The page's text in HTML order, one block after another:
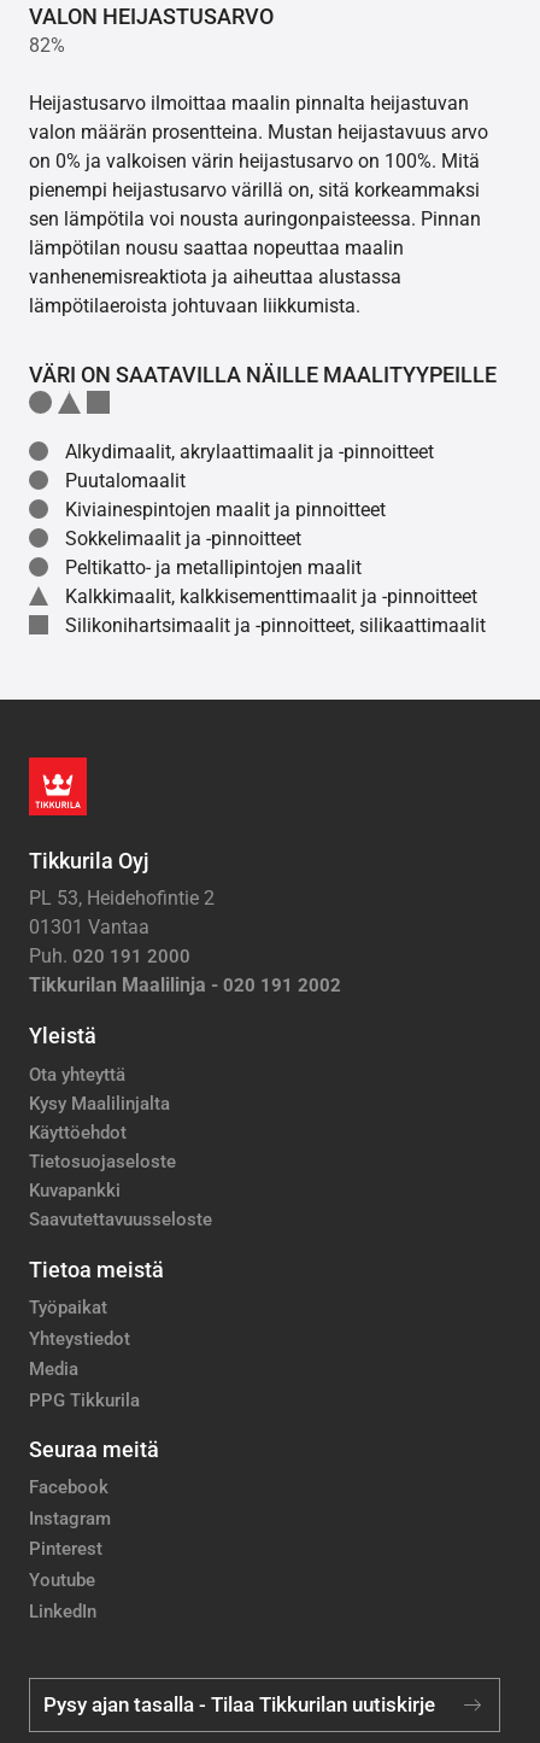
VALON HEIJASTUSARVO
82%
Heijastusarvo ilmoittaa maalin pinnalta heijastuvan
valon määrän prosentteina. Mustan heijastavuus arvo
on 0% ja valkoisen värin heijastusarvo on 100%. Mitä
pienempi heijastusarvo värillä on, sitä korkeammaksi
sen lämpötila voi nousta auringonpaisteessa. Pinnan
lämpötilan nousu saattaa nopeuttaa maalin
vanhenemisreaktiota ja aiheuttaa alustassa
lämpötilaeroista johtuvaan liikkumista.
VÄRI ON SAATAVILLA NÄILLE MAALITYYPEILLE
Alkydimaalit, akrylaattimaalit ja -pinnoitteet
Puutalomaalit
Kiviainespintojen maalit ja pinnoitteet
Sokkelimaalit ja -pinnoitteet
Peltikatto- ja metallipintojen maalit
Kalkkimaalit, kalkkisementtimaalit ja -pinnoitteet
Silikonihartsimaalit ja -pinnoitteet, silikaattimaalit
Tikkurila Oyj
PL 53, Heidehofintie 2
01301 Vantaa
Puh. 020 191 2000
Tikkurilan Maalilinja - 020 191 2002
Yleistä
Ota yhteyttä
Kysy Maalilinjalta
Käyttöehdot
Tietosuojaseloste
Kuvapankki
Saavutettavuusseloste
Tietoa meistä
Työpaikat
Yhteystiedot
Media
PPG Tikkurila
Seuraa meitä
Facebook
Instagram
Pinterest
Youtube
LinkedIn
Pysy ajan tasalla - Tilaa Tikkurilan uutiskirje